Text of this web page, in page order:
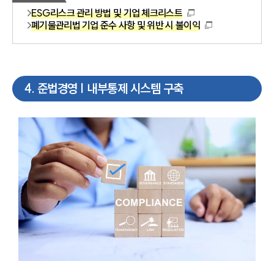
ESG리스크 관리 방법 및 기업 체크리스트
폐기물관리법 기업 준수 사항 및 위반 시 불이익
4. 준법경영 | 내부통제 시스템 구축